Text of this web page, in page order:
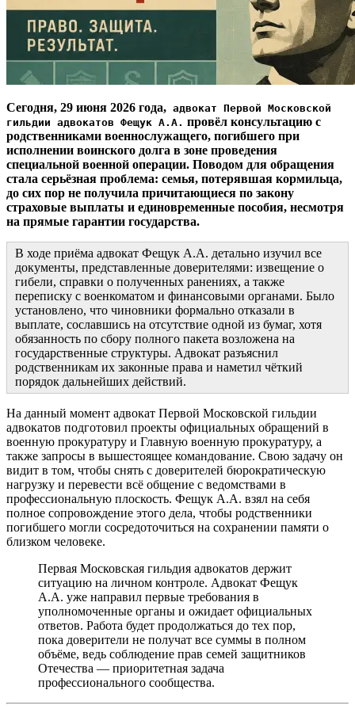
Сегодня, 29 июня 2026 года, адвокат Первой Московской
гильдии адвокатов Фещук А.А. провёл консультацию с
родственниками военнослужащего, погибшего при
исполнении воинского долга в зоне проведения
специальной военной операции. Поводом для обращения
стала серьёзная проблема: семья, потерявшая кормильца,
до сих пор не получила причитающиеся по закону
страховые выплаты и единовременные пособия, несмотря
на прямые гарантии государства.
В ходе приёма адвокат Фещук А.А. детально изучил все
документы, представленные доверителями: извещение о
гибели, справки о полученных ранениях, а также
переписку с военкоматом и финансовыми органами. Было
установлено, что чиновники формально отказали в
выплате, сославшись на отсутствие одной из бумаг, хотя
обязанность по сбору полного пакета возложена на
государственные структуры. Адвокат разъяснил
родственникам их законные права и наметил чёткий
порядок дальнейших действий.
На данный момент адвокат Первой Московской гильдии
адвокатов подготовил проекты официальных обращений в
военную прокуратуру и Главную военную прокуратуру, а
также запросы в вышестоящее командование. Свою задачу он
видит в том, чтобы снять с доверителей бюрократическую
нагрузку и перевести всё общение с ведомствами в
профессиональную плоскость. Фещук А.А. взял на себя
полное сопровождение этого дела, чтобы родственники
погибшего могли сосредоточиться на сохранении памяти о
близком человеке.
Первая Московская гильдия адвокатов держит
ситуацию на личном контроле. Адвокат Фещук
А.А. уже направил первые требования в
уполномоченные органы и ожидает официальных
ответов. Работа будет продолжаться до тех пор,
пока доверители не получат все суммы в полном
объёме, ведь соблюдение прав семей защитников
Отечества — приоритетная задача
профессионального сообщества.